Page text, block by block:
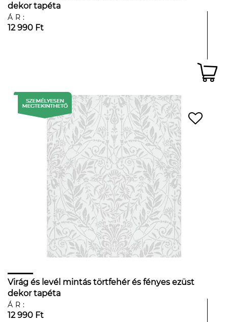
dekor tapéta
ÁR:
12 990 Ft
Virág és levél mintás törtfehér és fényes ezüst
dekor tapéta
ÁR:
12 990 Ft